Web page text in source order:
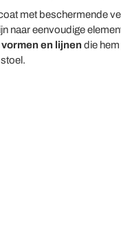
met beschermende
naar eenvoudige
en lijnen die